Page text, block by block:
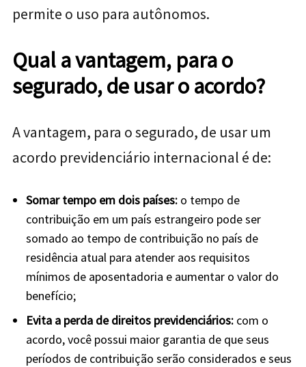
permite o uso para autônomos.
Qual a vantagem, para o
segurado, de usar o acordo?
A vantagem, para o segurado, de usar um
acordo previdenciário internacional é de:
Somar tempo em dois países: o tempo de
contribuição em um país estrangeiro pode ser
somado ao tempo de contribuição no país de
residência atual para atender aos requisitos
mínimos de aposentadoria e aumentar o valor do
benefício;
Evita a perda de direitos previdenciários: com o
acordo, você possui maior garantia de que seus
períodos de contribuição serão considerados e seus